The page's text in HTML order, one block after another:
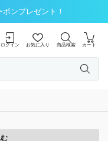
ンプレゼント！
ログイン お気に入り 商品検索 カート